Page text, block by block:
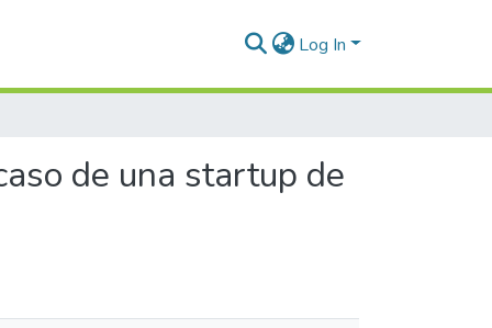
Log In
de una startup de